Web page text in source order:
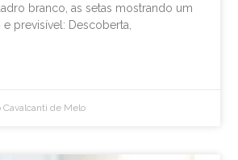
branco, as setas mostrando um
previsível: Descoberta,
de Melo